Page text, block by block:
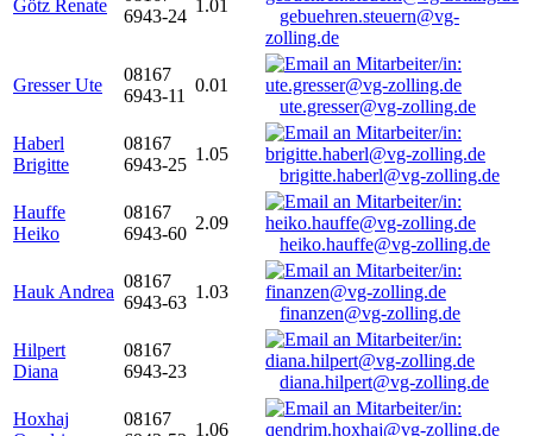
Götz Renate
6943-24
1.01
gebuehren.steuern@vg-
zolling.de
Gresser Ute
08167
6943-11
0.01
ute.gresser@vg-zolling.de
Haberl
Brigitte
08167
6943-25
1.05
brigitte.haberl@vg-zolling.de
Hauffe
Heiko
08167
6943-60
2.09
heiko.hauffe@vg-zolling.de
Hauk Andrea
08167
6943-63
1.03
finanzen@vg-zolling.de
Hilpert
Diana
08167
6943-23
diana.hilpert@vg-zolling.de
Hoxhaj
08167
1.06